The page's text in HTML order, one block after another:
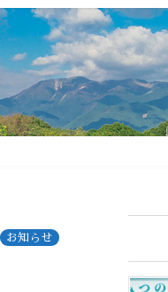
お知らせ